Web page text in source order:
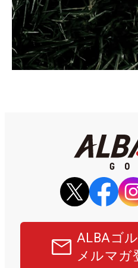
ALBAゴ
メルマガ